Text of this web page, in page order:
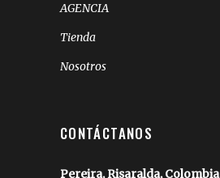
AGENCIA
Tienda
Nosotros
CONTÁCTANOS
Pereira, Risaralda, Colombia